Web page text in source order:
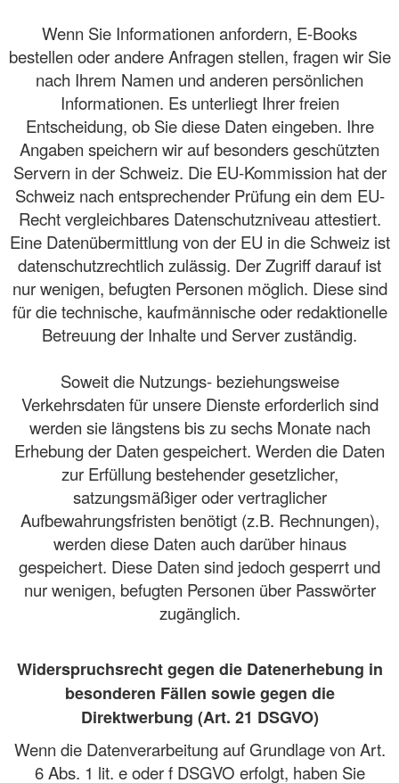
Wenn Sie Informationen anfordern, E-Books
bestellen oder andere Anfragen stellen, fragen wir Sie
nach Ihrem Namen und anderen persönlichen
Informationen. Es unterliegt Ihrer freien
Entscheidung, ob Sie diese Daten eingeben. Ihre
Angaben speichern wir auf besonders geschützten
Servern in der Schweiz. Die EU-Kommission hat der
Schweiz nach entsprechender Prüfung ein dem EU-
Recht vergleichbares Datenschutzniveau attestiert.
Eine Datenübermittlung von der EU in die Schweiz ist
datenschutzrechtlich zulässig. Der Zugriff darauf ist
nur wenigen, befugten Personen möglich. Diese sind
für die technische, kaufmännische oder redaktionelle
Betreuung der Inhalte und Server zuständig.
Soweit die Nutzungs- beziehungsweise
Verkehrsdaten für unsere Dienste erforderlich sind
werden sie längstens bis zu sechs Monate nach
Erhebung der Daten gespeichert. Werden die Daten
zur Erfüllung bestehender gesetzlicher,
satzungsmäßiger oder vertraglicher
Aufbewahrungsfristen benötigt (z.B. Rechnungen),
werden diese Daten auch darüber hinaus
gespeichert. Diese Daten sind jedoch gesperrt und
nur wenigen, befugten Personen über Passwörter
zugänglich.
Widerspruchsrecht gegen die Datenerhebung in
besonderen Fällen sowie gegen die
Direktwerbung (Art. 21 DSGVO)
Wenn die Datenverarbeitung auf Grundlage von Art.
6 Abs. 1 lit. e oder f DSGVO erfolgt, haben Sie